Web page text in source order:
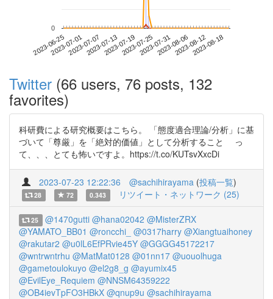
2023-06-252023-07-012023-07-072023-07-132023-07-192023-07-252023-07-312023-08-062023-08-122023-08-18
0
Twitter (66 users, 76 posts, 132
favorites)
科研費による研究概要はこちら。 「態度適合理論/分析」に基
づいて「尊厳」を「絶対的価値」として分析すること っ
て、、、とても怖いですよ。https://t.co/KUTsvXxcDi
2023-07-23 12:22:36 @sachihirayama (投稿一覧)
28 72 0.343 リツイート・ネットワーク (25)
25 @1470gutti @hana02042 @MisterZRX
@YAMATO_BB01 @roncchi_ @0317harry @Xiangtuaihoney
@rakutar2 @u0lL6EfPRvie45Y @GGGG45172217
@wntrwntrhu @MatMat0128 @01nn17 @uouolhuga
@gametoulokuyo @el2g8_g @ayumix45
@EvilEye_Requiem @NNSM64359222
@OB4ievTpFO3HBkX @qnup9u @sachihirayama